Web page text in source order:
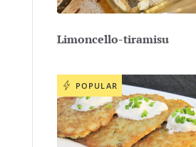
Limoncello-tiramisu
POPULAR